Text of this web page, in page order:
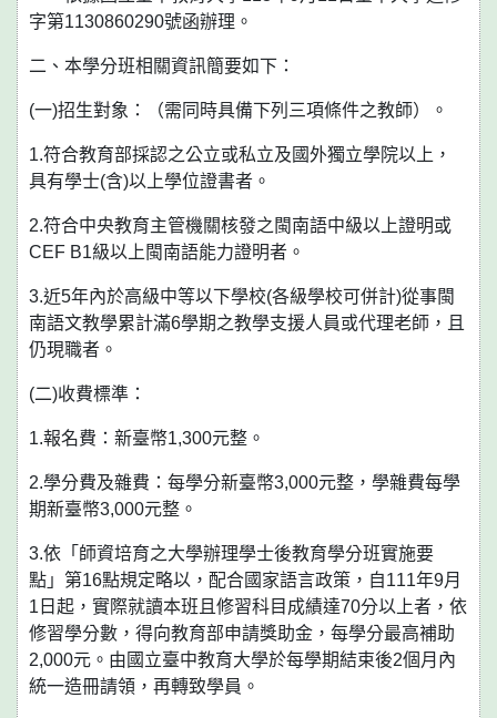
字第1130860290號函辦理。
二、本學分班相關資訊簡要如下：
(一)招生對象：（需同時具備下列三項條件之教師）。
1.符合教育部採認之公立或私立及國外獨立學院以上，
具有學士(含)以上學位證書者。
2.符合中央教育主管機關核發之閩南語中級以上證明或
CEF B1級以上閩南語能力證明者。
3.近5年內於高級中等以下學校(各級學校可併計)從事閩
南語文教學累計滿6學期之教學支援人員或代理老師，且
仍現職者。
(二)收費標準：
1.報名費：新臺幣1,300元整。
2.學分費及雜費：每學分新臺幣3,000元整，學雜費每學
期新臺幣3,000元整。
3.依「師資培育之大學辦理學士後教育學分班實施要
點」第16點規定略以，配合國家語言政策，自111年9月
1日起，實際就讀本班且修習科目成績達70分以上者，依
修習學分數，得向教育部申請獎助金，每學分最高補助
2,000元。由國立臺中教育大學於每學期結束後2個月內
統一造冊請領，再轉致學員。